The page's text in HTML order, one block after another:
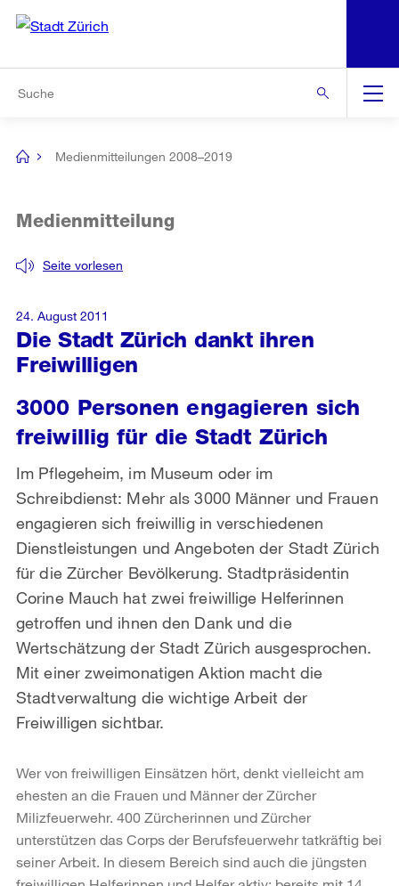
Navigation
[no
Medienmitteilungen 2008–2019
Die Stadt Zürich dankt ihren
Freiwilligen
Seite vorlesen
Medienmitteilung
3000 Personen engagieren sich
freiwillig für die Stadt Zürich
Im Pflegeheim, im Museum oder im
Schreibdienst: Mehr als 3000 Männer und Frauen
engagieren sich freiwillig in verschiedenen
Dienstleistungen und Angeboten der Stadt Zürich
für die Zürcher Bevölkerung. Stadtpräsidentin
Corine Mauch hat zwei freiwillige Helferinnen
getroffen und ihnen den Dank und die
Wertschätzung der Stadt Zürich ausgesprochen.
Mit einer zweimonatigen Aktion macht die
Stadtverwaltung die wichtige Arbeit der
Freiwilligen sichtbar.
24. August 2011
Wer von freiwilligen Einsätzen hört, denkt vielleicht am
ehesten an die Frauen und Männer der Zürcher
Milizfeuerwehr. 400 Zürcherinnen und Zürcher
unterstützen das Corps der Berufsfeuerwehr tatkräftig bei
seiner Arbeit. In diesem Bereich sind auch die jüngsten